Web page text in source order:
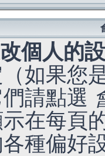
個人的
如果您
請點選
在每頁
種偏好